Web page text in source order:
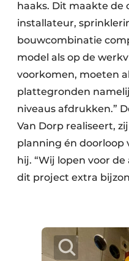
haaks. Dit maakte de
installateur,
bouwcombinatie
model als op de
voorkomen, moeten
plattegronden
niveaus afdrukken.”
Van Dorp realiseert,
planning én doorloop
hij. “Wij lopen voor
dit project extra